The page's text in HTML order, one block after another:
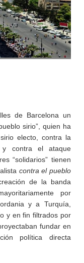
de Barcelona un
sirio”, quien ha
electo, contra la
y contra el ataque
“solidarios” tienen
contra el pueblo
de la banda
por
y a Turquía,
y en fin filtrados por
fundar en
política directa